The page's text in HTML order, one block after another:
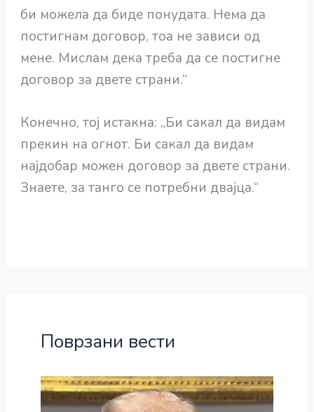
би можела да биде понудата. Нема да
постигнам договор, тоа не зависи од
мене. Мислам дека треба да се постигне
договор за двете страни.“
Конечно, тој истакна: „Би сакал да видам
прекин на огнот. Би сакал да видам
најдобар можен договор за двете страни.
Знаете, за танго се потребни двајца.“
Поврзани вести